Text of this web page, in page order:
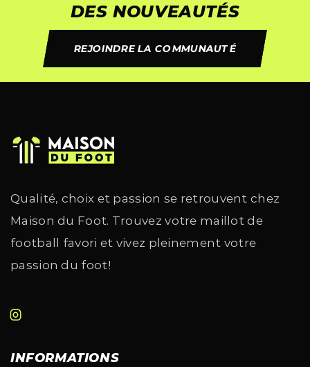
DES NOUVEAUTÉS
REJOINDRE LA COMMUNAUTÉ
Qualité, choix et passion se retrouvent chez
Maison du Foot. Trouvez votre maillot de
football favori et vivez pleinement votre
passion du foot!
INFORMATIONS